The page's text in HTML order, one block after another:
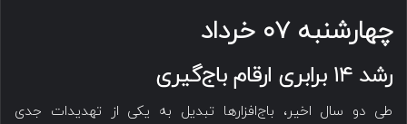
چهارشنبه ۰۷ خرداد
رشد ۱۴ برابری ارقام باج‌گیری
طی دو سال اخیر، باج‌افزارها تبدیل به یکی از تهدیدات جدی